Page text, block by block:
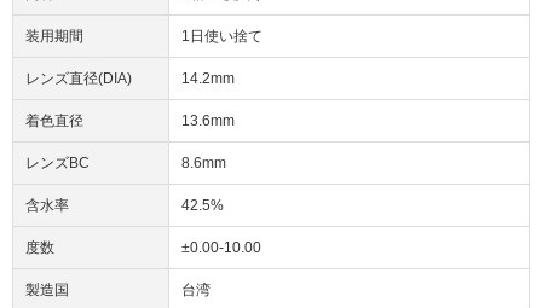
装用期間 1日使い捨て
レンズ直径(DIA) 14.2mm
着色直径 13.6mm
レンズBC 8.6mm
含水率 42.5%
度数 ±0.00-10.00
製造国 台湾